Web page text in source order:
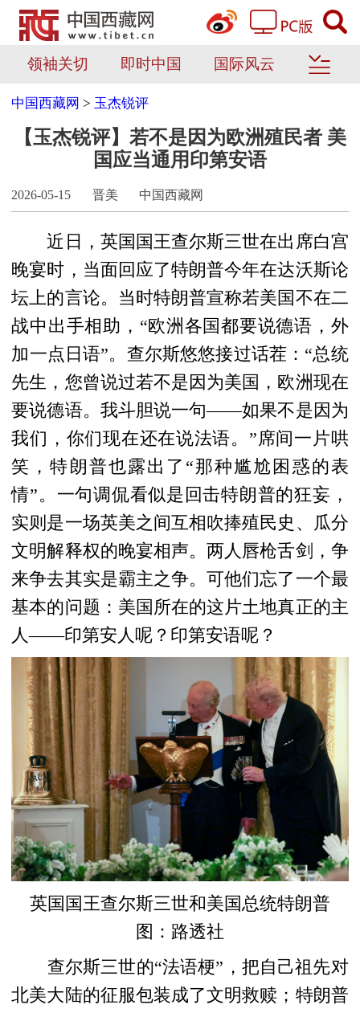
领袖关切 即时中国 国际风云
中国西藏网 > 玉杰锐评
【玉杰锐评】若不是因为欧洲殖民者 美
国应当通用印第安语
2026-05-15 晋美 中国西藏网
近日，英国国王查尔斯三世在出席白宫
晚宴时，当面回应了特朗普今年在达沃斯论
坛上的言论。当时特朗普宣称若美国不在二
战中出手相助，“欧洲各国都要说德语，外
加一点日语”。查尔斯悠悠接过话茬：“总统
先生，您曾说过若不是因为美国，欧洲现在
要说德语。我斗胆说一句——如果不是因为
我们，你们现在还在说法语。”席间一片哄
笑，特朗普也露出了“那种尴尬困惑的表
情”。一句调侃看似是回击特朗普的狂妄，
实则是一场英美之间互相吹捧殖民史、瓜分
文明解释权的晚宴相声。两人唇枪舌剑，争
来争去其实是霸主之争。可他们忘了一个最
基本的问题：美国所在的这片土地真正的主
人——印第安人呢？印第安语呢？
英国国王查尔斯三世和美国总统特朗普
图：路透社
查尔斯三世的“法语梗”，把自己祖先对
北美大陆的征服包装成了文明救赎；特朗普